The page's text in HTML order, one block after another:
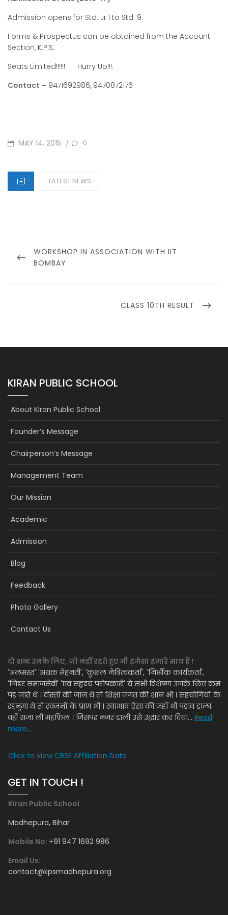
Admission opens for Std. Jr.1 to Std. 9.
Forms & Prospectus can be obtained from the Account
Section, K.P.S.
Seats Limited!!!!!! Hurry Up!!!.
Contact – 9471692986, 9470872176
POSTED
MAY 14, 2015 / 0
CATEGORIES
LATEST NEWS
navigation
PREVIOUS
POST
WORKSHOP IN ASSOCIATION WITH IIT
BOMBAY
NEXT
CLASS 10TH RESULT
KIRAN PUBLIC SCHOOL
About Kiran Public School
Founder’s Message
Chairperson’s Message
Management Team
Our Mission
Academic
Admission
Blog
Feedback
Photo Gallery
Contact Us
दो शब्द उनके लिए, जो नहीं रहते हुए भी हमेशा हमारे साथ हैं !
'अलमस्त' 'अथक मेहनती', 'कुशल नेत्रित्वकर्ता', 'निर्भीक कार्यकर्ता',
'निडर समाजसेवी' 'एवं सहृदय परोपकारी' ये सभी विशेषण उनके लिए कम
पड़ जाते थे । दोस्तों की जान थे तो शिक्षा जगत की शान भी । सहयोगियों के
रहनुमा थे तो स्वजनों के प्राण भी । स्वाभाव ऐसा की जहाँ भी पड़ाव डाला
वहीँ सजा ली महफ़िल । जिसपर नजर डाली उसे उद्धार कर दिया... Read
more...
Click to view CBSE Affiliation Data
GET IN TOUCH !
Kiran Public School
Madhepura, Bihar
Mobile No: +91 947 1692 986
Email Us:
contact@kpsmadhepura.org